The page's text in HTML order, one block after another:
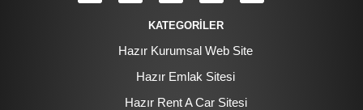
KATEGORİLER
Hazır Kurumsal Web Site
Hazır Emlak Sitesi
Hazır Rent A Car Sitesi